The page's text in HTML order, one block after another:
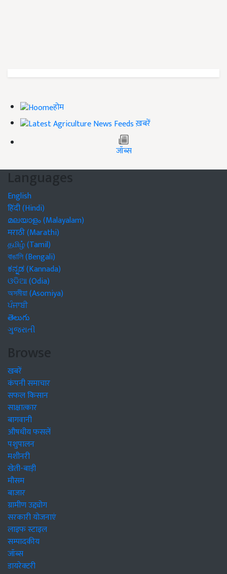
होम
ख़बरें
जॉब्स
Languages
English
हिंदी (Hindi)
മലയാളം (Malayalam)
मराठी (Marathi)
தமிழ் (Tamil)
বাঙালি (Bengali)
ಕನ್ನಡ (Kannada)
ଓଡିଆ (Odia)
অসমীয়া (Asomiya)
ਪੰਜਾਬੀ
తెలుగు
ગુજરાતી
Browse
खबरें
कंपनी समाचार
सफल किसान
साक्षात्कार
बागवानी
औषधीय फसलें
पशुपालन
मशीनरी
खेती-बाड़ी
मौसम
बाजार
ग्रामीण उद्द्योग
सरकारी योजनाएं
लाइफ स्टाइल
सम्पादकीय
जॉब्स
डायरेक्टरी